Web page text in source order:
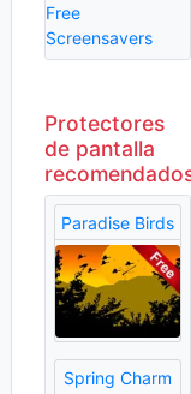
Free
Screensavers
Protectores
de pantalla
Paradise Birds
Spring Charm